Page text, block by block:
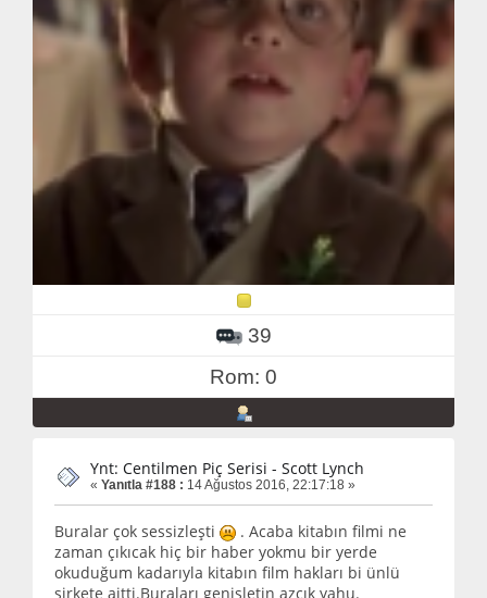
39
Rom: 0
Ynt: Centilmen Piç Serisi - Scott Lynch
« Yanıtla #188 : 14 Ağustos 2016, 22:17:18 »
Buralar çok sessizleşti
. Acaba kitabın filmi ne
zaman çıkıcak hiç bir haber yokmu bir yerde
okuduğum kadarıyla kitabın film hakları bi ünlü
şirkete aitti.Buraları genişletin azcık yahu.